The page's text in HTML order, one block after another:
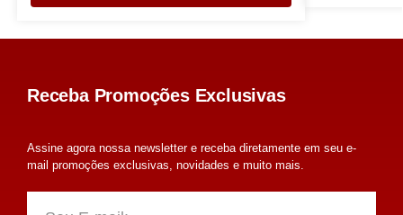
Receba Promoções Exclusivas
Assine agora nossa newsletter e receba diretamente em seu e-
mail promoções exclusivas, novidades e muito mais.